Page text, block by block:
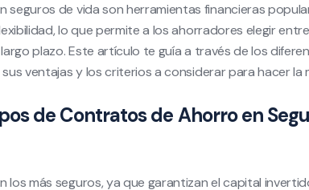
de vida son herramientas financieras
lo que permite a los ahorradores elegir
plazo. Este artículo te guía a través de los
ventajas y los criterios a considerar para hacer la
de Contratos de Ahorro en
más seguros, ya que garantizan el capital